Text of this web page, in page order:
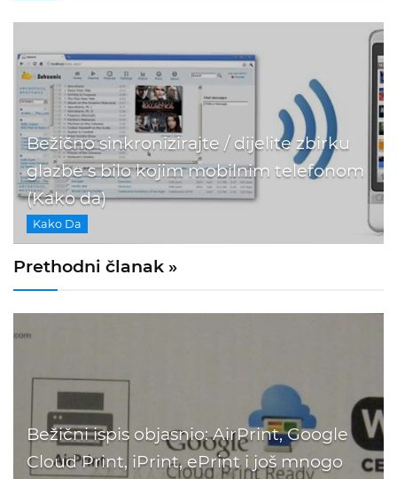
Bežično sinkronizirajte / dijelite zbirku
glazbe s bilo kojim mobilnim telefonom
(Kako da)
Kako Da
Prethodni članak »
Bežični ispis objasnio: AirPrint, Google
Cloud Print, iPrint, ePrint i još mnogo